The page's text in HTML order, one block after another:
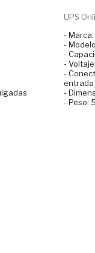
UPS
-
-
-
-
-
entrada
-
- Peso: